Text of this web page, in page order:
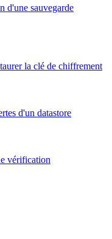
d'une sauvegarde
la clé de chiffrement
d'un datastore
vérification